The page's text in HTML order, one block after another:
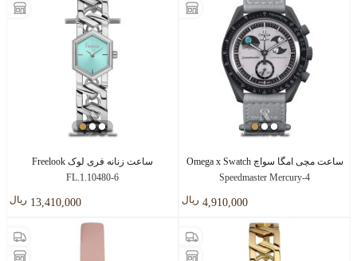
ساعت مچی امگا سواچ Omega x Swatch
Speedmaster Mercury-4
4,910,000 ريال
ساعت زنانه فری لوک Freelook
FL.1.10480-6
13,410,000 ريال